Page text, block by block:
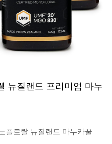
뉴질랜드 프리미엄 마누
플로랄 뉴질랜드 마누카꿀